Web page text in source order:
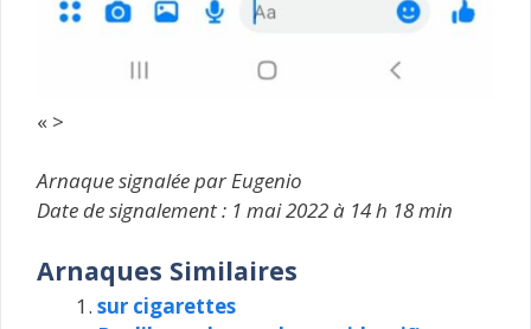
« >
Arnaque signalée par Eugenio
Date de signalement : 1 mai 2022 à 14 h 18 min
Arnaques Similaires
sur cigarettes